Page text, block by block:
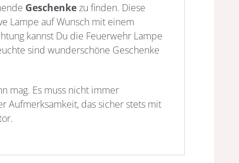
Geschenkezu finden. Diese
Lampe auf Wunsch mit einem
kannst Du die Feuerwehr Lampe
sind wunderschöne Geschenke
mag. Es muss nicht immer
Aufmerksamkeit, das sicher stets mit